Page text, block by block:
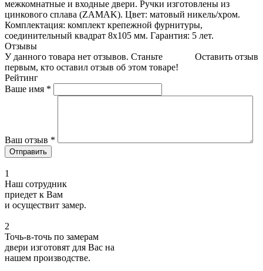
межкомнатные и входные двери. Ручки изготовлены из
цинкового сплава (ZAMAK). Цвет: матовый никель/хром.
Комплектация: комплект крепежной фурнитуры,
соединительный квадрат 8x105 мм. Гарантия: 5 лет.
Отзывы
Оставить отзыв
У данного товара нет отзывов. Станьте
первым, кто оставил отзыв об этом товаре!
Рейтинг
Ваше имя *
Ваш отзыв *
1
Наш сотрудник
приедет к Вам
и осуществит замер.
2
Точь-в-точь по замерам
двери изготовят для Вас на
нашем производстве.